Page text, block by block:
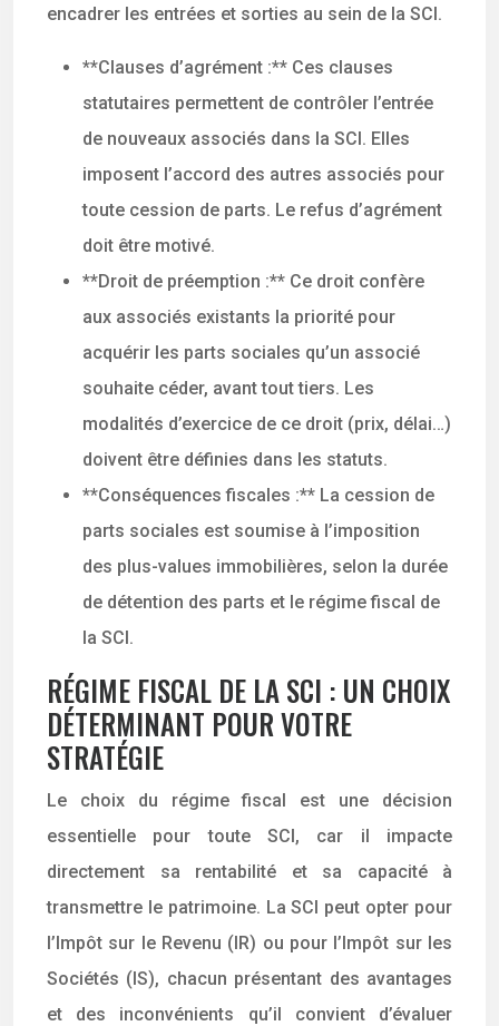
encadrer les entrées et sorties au sein de la SCI.
**Clauses d’agrément :** Ces clauses
statutaires permettent de contrôler l’entrée
de nouveaux associés dans la SCI. Elles
imposent l’accord des autres associés pour
toute cession de parts. Le refus d’agrément
doit être motivé.
**Droit de préemption :** Ce droit confère
aux associés existants la priorité pour
acquérir les parts sociales qu’un associé
souhaite céder, avant tout tiers. Les
modalités d’exercice de ce droit (prix, délai…)
doivent être définies dans les statuts.
**Conséquences fiscales :** La cession de
parts sociales est soumise à l’imposition
des plus-values immobilières, selon la durée
de détention des parts et le régime fiscal de
la SCI.
RÉGIME FISCAL DE LA SCI : UN CHOIX
DÉTERMINANT POUR VOTRE
STRATÉGIE
Le choix du régime fiscal est une décision
essentielle pour toute SCI, car il impacte
directement sa rentabilité et sa capacité à
transmettre le patrimoine. La SCI peut opter pour
l’Impôt sur le Revenu (IR) ou pour l’Impôt sur les
Sociétés (IS), chacun présentant des avantages
et des inconvénients qu’il convient d’évaluer